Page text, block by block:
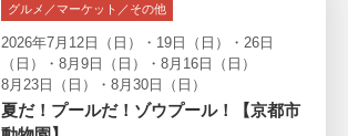
グルメ／マーケット／その他
2026年7月12日（日）・19日（日）・26日
（日）・8月9日（日）・8月16日（日）
8月23日（日）・8月30日（日）
夏だ！プールだ！ゾウプール！【京都市